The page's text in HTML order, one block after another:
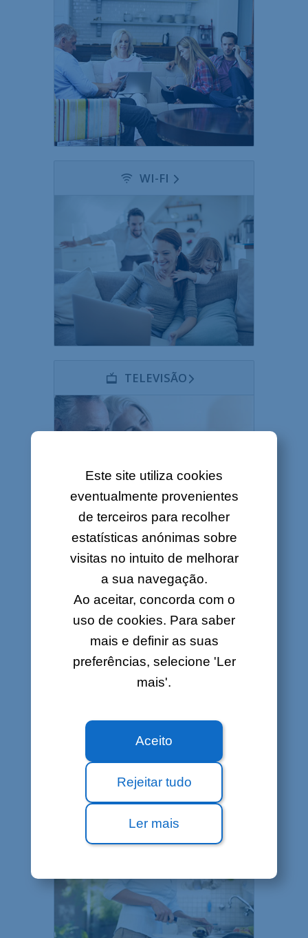
Este site utiliza cookies
eventualmente provenientes
de terceiros para recolher
estatísticas anónimas sobre
visitas no intuito de melhorar
a sua navegação.
Ao aceitar, concorda com o
uso de cookies. Para saber
mais e definir as suas
preferências, selecione 'Ler
mais'.
Aceito
Rejeitar tudo
Ler mais
WI-FI
TELEVISÃO
E-MAILS
TELEFONE FIXO